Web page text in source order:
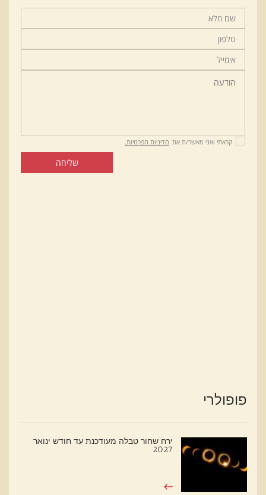
קראתי ואני מאשר/ת את מדיניות הפרטיות.
שליחה
פופולרי
ירח שחור טבלה מעודכנת עד חודש ינואר
2027